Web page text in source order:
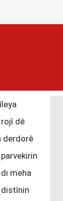
dê
derdorê
meha
distînin